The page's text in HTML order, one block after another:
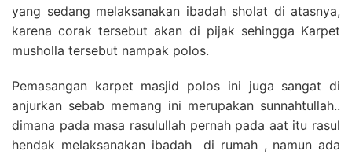
yang sedang melaksanakan ibadah sholat di atasnya,
karena corak tersebut akan di pijak sehingga Karpet
musholla tersebut nampak polos.
Pemasangan karpet masjid polos ini juga sangat di
anjurkan sebab memang ini merupakan sunnahtullah..
dimana pada masa rasulullah pernah pada aat itu rasul
hendak melaksanakan ibadah di rumah , namun ada